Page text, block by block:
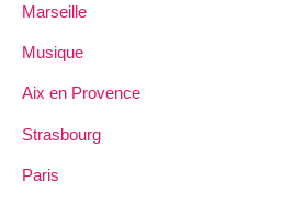
Marseille
Musique
Aix en Provence
Strasbourg
Paris